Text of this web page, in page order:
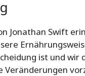
Jonathan Swift
ist und wir
Veränderungen